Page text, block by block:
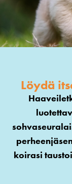
Löydä
koirasi